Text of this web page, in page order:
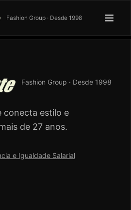
Fashion Group · Desde 1998
Fashion Group · Desde 1998
conecta estilo e
de 27 anos.
e Igualdade Salarial